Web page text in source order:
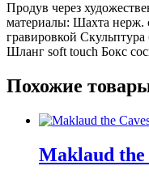
Продув через
материалы: Шахта нерж.
гравировкой
Шланг soft touch Бокс
Похожие
Maklaud the